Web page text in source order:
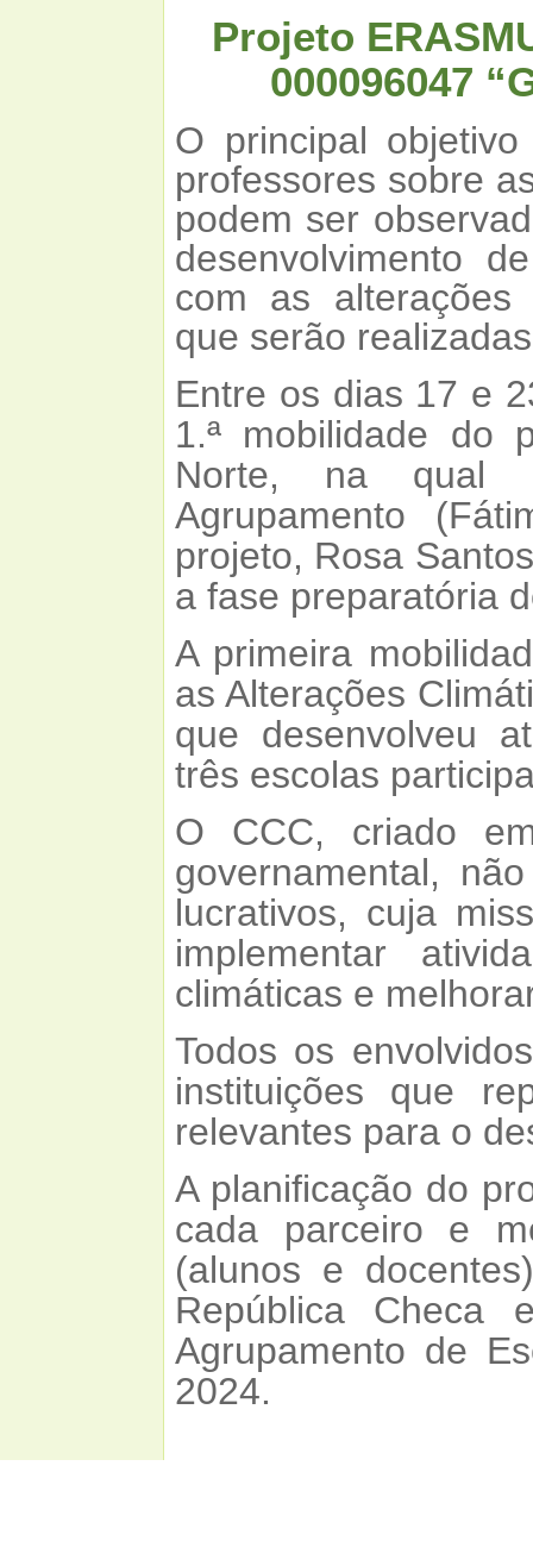
Projeto
000096047
O principal
professores sobre
podem ser
desenvolvimento
com as alterações
que serão
Entre os dias 17 e
1.ª mobilidade do
Norte, na qual
Agrupamento
projeto, Rosa
a fase preparatória
A primeira
as Alterações
que desenvolveu
três escolas
O CCC, criado
governamental,
lucrativos, cuja
implementar
climáticas e
Todos os
instituições que
relevantes para o
A planificação do
cada parceiro e
(alunos e
República Checa
Agrupamento de
2024.